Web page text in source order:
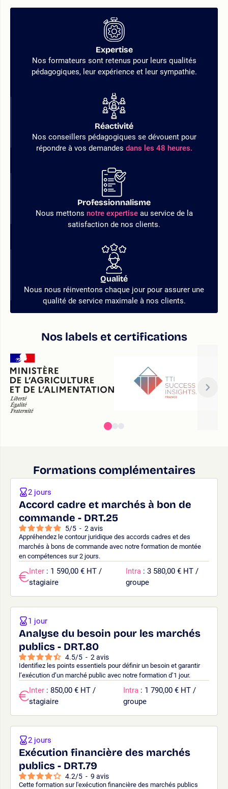
Expertise
Nos formateurs sont retenus pour leurs qualités
pédagogiques, leur expérience et leur sympathie.
Réactivité
Nos conseillers pédagogiques se dévouent pour
répondre à vos demandes dans les 48 heures.
Professionnalisme
Nous mettons notre expertiseau service de la
satisfaction de nos clients.
Qualité
Nous nous réinventons chaque jour pour assurer une
qualité de service maximale à nos clients.
Nos labels et certifications
Formations complémentaires
Accord cadre et marchés à bon de
commande - DRT.25
5/5 - 2 avis
Appréhendez le contour juridique des accords cadres et des
marchés à bons de commande avec notre formation de montée
en compétences sur 2 jours.
2 jours
Inter : 1 590,00 € HT /
stagiaire
Intra : 3 580,00 € HT /
groupe
Analyse du besoin pour les marchés
publics - DRT.80
4.5/5 - 2 avis
Identifiez les points essentiels pour définir un besoin et garantir
l’exécution d’un marché public avec notre formation d’1 jour.
1 jour
Inter : 850,00 € HT /
stagiaire
Intra : 1 790,00 € HT /
groupe
Exécution financière des marchés
publics - DRT.79
4.2/5 - 9 avis
Cette formation sur l'exécution financière des marchés publics
2 jours